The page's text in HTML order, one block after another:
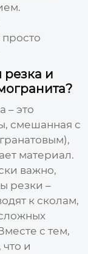
просто
резка и
– это
смешанная с
материал.
важно,
резки –
к сколам,
с тем,
и